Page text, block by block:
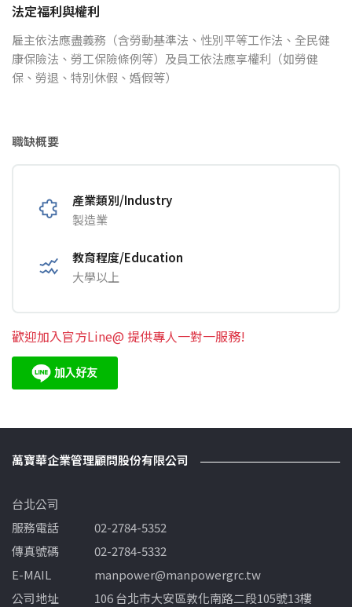
法定福利與權利
雇主依法應盡義務（含勞動基準法、性別平等工作法、全民健
康保險法、勞工保險條例等）及員工依法應享權利（如勞健
保、勞退、特別休假、婚假等）
職缺概要
產業類別/Industry
製造業
教育程度/Education
大學以上
歡迎加入官方Line@ 提供專人一對一服務!
萬寶華企業管理顧問股份有限公司
台北公司
服務電話
02-2784-5352
傳真號碼
02-2784-5332
E-MAIL
manpower@manpowergrc.tw
公司地址
106 台北市大安區敦化南路二段105號13樓